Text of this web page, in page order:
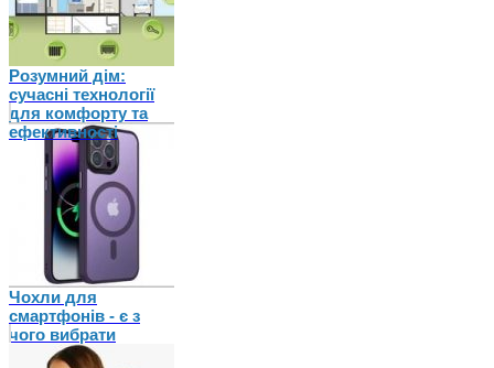
Розумний дім:
сучасні технології
для комфорту та
ефективності
Чохли для
смартфонів - є з
чого вибрати